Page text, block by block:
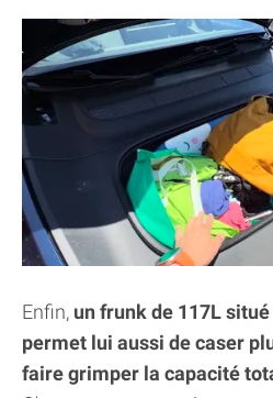
Enfin, un frunk de 117L
permet lui aussi de caser
faire grimper la capacité